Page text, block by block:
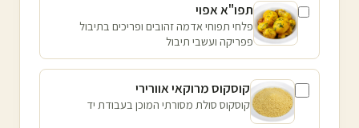
תפו"א אפוי
פלחי תפוחי אדמה זהובים ופריכים בתיבול
פפריקה ועשבי תיבול
קוסקוס מרוקאי אוורירי
קוסקוס סולת מסורתי המוכן בעבודת יד